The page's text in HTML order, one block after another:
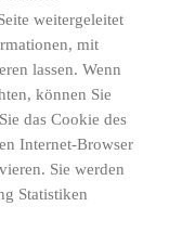
weitergeleitet
mit
lassen. Wenn
können Sie
das Cookie des
Internet-Browser
Sie werden
Statistiken